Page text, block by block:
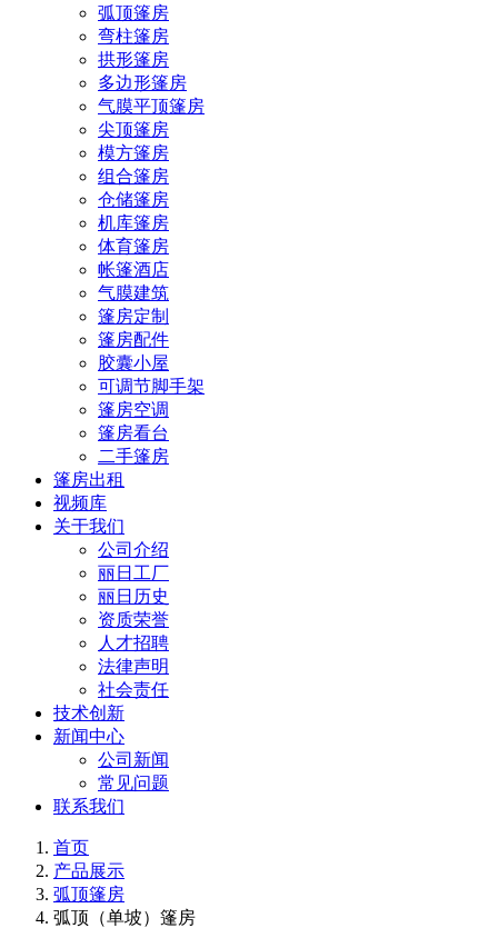
弧顶篷房
弯柱篷房
拱形篷房
多边形篷房
气膜平顶篷房
尖顶篷房
模方篷房
组合篷房
仓储篷房
机库篷房
体育篷房
帐篷酒店
气膜建筑
篷房定制
篷房配件
胶囊小屋
可调节脚手架
篷房空调
篷房看台
二手篷房
篷房出租
视频库
关于我们
公司介绍
丽日工厂
丽日历史
资质荣誉
人才招聘
法律声明
社会责任
技术创新
新闻中心
公司新闻
常见问题
联系我们
首页
产品展示
弧顶篷房
弧顶（单坡）篷房